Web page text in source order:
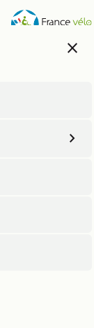
Aller
au
close
Des
Jardin